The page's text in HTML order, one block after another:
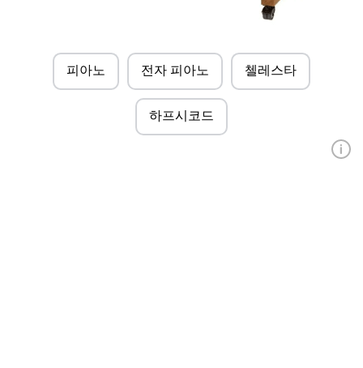
피아노 전자 피아노 첼레스타
하프시코드